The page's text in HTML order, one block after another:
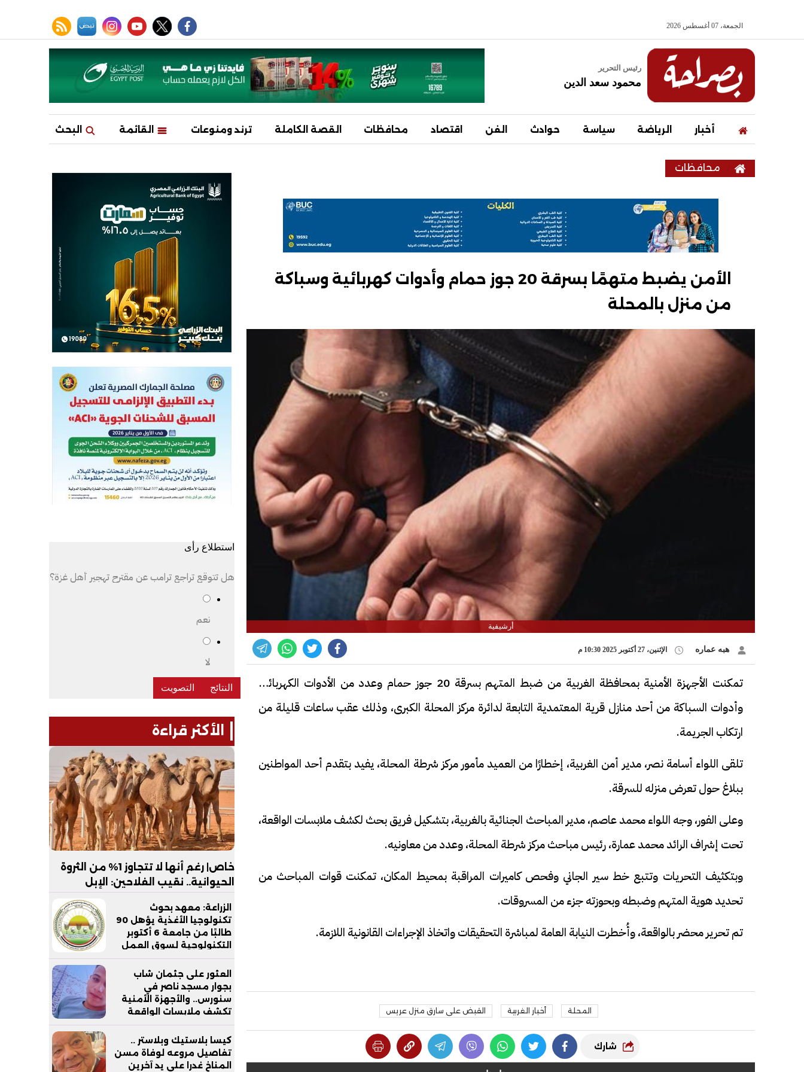
الجمعة، 07 أغسطس 2026
facebook
twitter
youtube
instagram
نبض rss feed
رئيس التحرير
محمود سعد الدين
أخبار الرياضة سياسة حوادث الفن اقتصاد محافظات القصة الكاملة ترند ومنوعات القائمة البحث
محافظات
الأمن يضبط متهمًا بسرقة 20 جوز حمام وأدوات كهربائية وسباكة
من منزل بالمحلة
أرشيفية
هبه عماره الإثنين، 27 أكتوبر 2025 10:30 م
تمكنت الأجهزة الأمنية بمحافظة الغربية من ضبط المتهم بسرقة 20 جوز حمام وعدد من الأدوات الكهربائية
وأدوات السباكة من أحد منازل قرية المعتمدية التابعة لدائرة مركز المحلة الكبرى، وذلك عقب ساعات قليلة من
ارتكاب الجريمة.
تلقى اللواء أسامة نصر، مدير أمن الغربية، إخطارًا من العميد مأمور مركز شرطة المحلة، يفيد بتقدم أحد المواطنين
ببلاغ حول تعرض منزله للسرقة.
وعلى الفور، وجه اللواء محمد عاصم، مدير المباحث الجنائية بالغربية، بتشكيل فريق بحث لكشف ملابسات الواقعة،
تحت إشراف الرائد محمد عمارة، رئيس مباحث مركز شرطة المحلة، وعدد من معاونيه.
وبتكثيف التحريات وتتبع خط سير الجاني وفحص كاميرات المراقبة بمحيط المكان، تمكنت قوات المباحث من
تحديد هوية المتهم وضبطه وبحوزته جزء من المسروقات.
تم تحرير محضر بالواقعة، وأُخطرت النيابة العامة لمباشرة التحقيقات واتخاذ الإجراءات القانونية اللازمة.
المحلة أخبار الغربية القبض على سارق منزل عريس
شارك
استطلاع رأى
هل تتوقع تراجع ترامب عن مقترح تهجير أهل غزة؟
نعم
لا
الأكثر قراءة
خاص| رغم أنها لا تتجاوز 1% من الثروة
الحيوانية.. نقيب الفلاحين: الإبل
مستقبل اللحوم الحمراء في مصر
الزراعة: معهد بحوث
تكنولوجيا الأغذية يؤهل 90
طالبًا من جامعة 6 أكتوبر
التكنولوجية لسوق العمل
العثور على جثمان شاب
بجوار مسجد ناصر في
سنورس.. والأجهزة الأمنية
تكشف ملابسات الواقعة
كيسا بلاستيك وبلاستر ..
تفاصيل مروعه لوفاة مسن
المناخ غدرا علي يد آخرين